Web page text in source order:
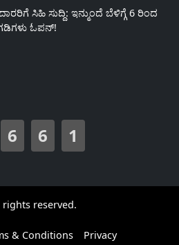
ಸಿಹಿ ಸುದ್ದಿ: ಇನ್ಮುಂದೆ ಬೆಳಿಗ್ಗೆ 6 ರಿಂದ
ಓಪನ್!
6 6 1
reserved.
& Conditions
Privacy